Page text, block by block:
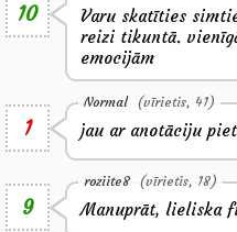
10
Varu skatīties
reizi tikuntā.
emocijām
1
Normal (vīrietis, 41)
jau ar anotāciju
9
roziite8 (vīrietis, 18)
Manuprāt, lieliska